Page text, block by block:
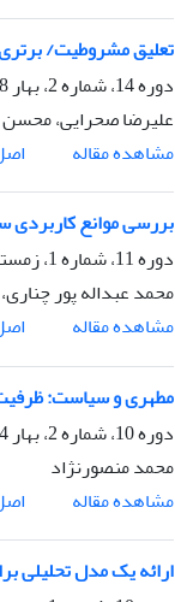
تعلیق مشروطیت/
دوره 14، شماره 2، بهار 1398، صفحه
علیرضا صحرایی، محسن
مشاهده مقاله
بررسی موانع کاربردی
دوره 11، شماره 1، زمستان 1394، صفحه
محمد عبداله پور
مشاهده مقاله
مطهری و سیاست:
دوره 10، شماره 2، بهار 1394، صفحه
محمد منصورنژاد
مشاهده مقاله
ارائه یک مدل تحلیلی